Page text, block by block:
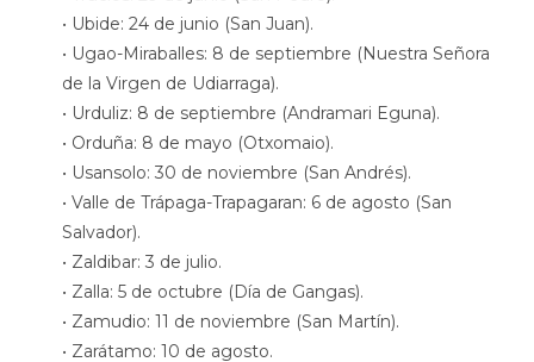
• Ubide: 24 de junio (San Juan).
• Ugao-Miraballes: 8 de septiembre (Nuestra Señora
de la Virgen de Udiarraga).
• Urduliz: 8 de septiembre (Andramari Eguna).
• Orduña: 8 de mayo (Otxomaio).
• Usansolo: 30 de noviembre (San Andrés).
• Valle de Trápaga-Trapagaran: 6 de agosto (San
Salvador).
• Zaldibar: 3 de julio.
• Zalla: 5 de octubre (Día de Gangas).
• Zamudio: 11 de noviembre (San Martín).
• Zarátamo: 10 de agosto.